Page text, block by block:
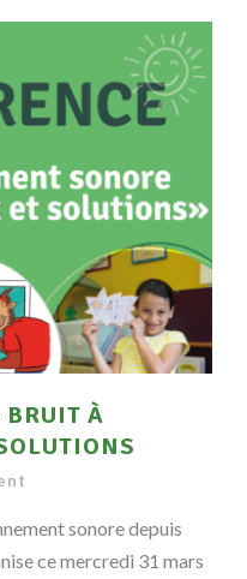
À
sonore depuis
ce mercredi 31 mars